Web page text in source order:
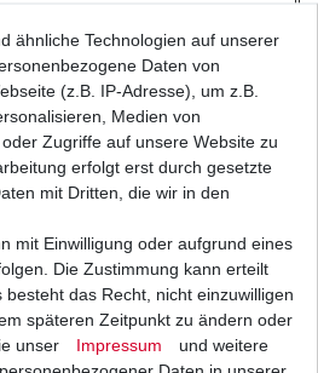
aus langjähriger Erfahrung
(D.I.DZVM-Serie ) zu
oder extra verstärkte.
weniger Wartungsintervalle,
Sicherheit ,
/ Leistungsverhältnis
Spass am Fahren haben.
D.I.D
530
ähnliche Technologien auf unserer
Daten von
(z.B. IP-Adresse), um z.B.
Medien von
Zugriffe auf unsere Website zu
erfolgt erst durch gesetzte
mit Dritten, die wir in den
mit Einwilligung oder aufgrund eines
Die Zustimmung kann erteilt
das Recht, nicht einzuwilligen
späteren Zeitpunkt zu ändern oder
unser
Impressum
und weitere